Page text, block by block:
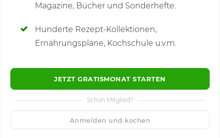
Magazine, Bücher und Sonderhefte.
Hunderte Rezept-Kollektionen,
Ernährungspläne, Kochschule u.v.m.
JETZT GRATISMONAT STARTEN
Schon Mitglied?
Anmelden und kochen
Kommentare(1)
🙂 Speichern